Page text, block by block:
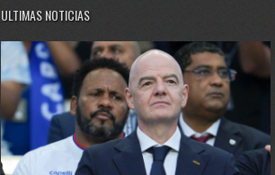
ULTIMAS NOTICIAS